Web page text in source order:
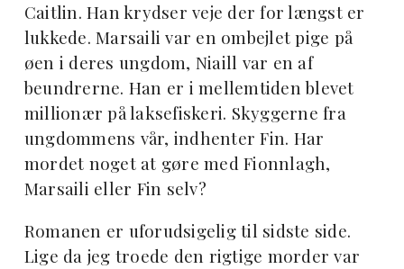
Caitlin. Han krydser veje der for længst er
lukkede. Marsaili var en ombejlet pige på
øen i deres ungdom, Niaill var en af
beundrerne. Han er i mellemtiden blevet
millionær på laksefiskeri. Skyggerne fra
ungdommens vår, indhenter Fin. Har
mordet noget at gøre med Fionnlagh,
Marsaili eller Fin selv?
Romanen er uforudsigelig til sidste side.
Lige da jeg troede den rigtige morder var